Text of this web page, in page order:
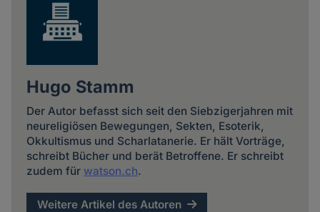
Hugo Stamm
Der Autor befasst sich seit den Siebzigerjahren mit
neureligiösen Bewegungen, Sekten, Esoterik,
Okkultismus und Scharlatanerie. Er hält Vorträge,
schreibt Bücher und berät Betroffene. Er schreibt
zudem für watson.ch.
Weitere Artikel des Autoren